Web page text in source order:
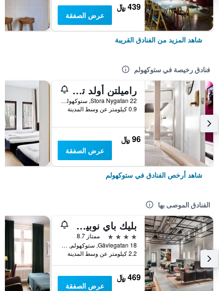
439 ﷼
عرض الصفقة
شاهد المزيد من الفنادق القريبة
فنادق رخيصة في ستوكهولم
راميلتن أولد تاون هوستل
22 Stora Nygatan, ستوكهولم, مقاطعة ستوكهولم, السويد
0.9 كيلومتر عن وسط المدينة
96 ﷼
عرض الصفقة
شاهد أرخص الفنادق في ستوكهولم
الفنادق الموصى بها
بليك باي نوبيس، ستوكهولم، إيه ميمبر أوف ديزاين هوتل
4 نجوم
ممتاز 8.7
Gävlegatan 18, ستوكهولم, مقاطعة ستوكهولم, السويد
2.2 كيلومتر عن وسط المدينة
469 ﷼
عرض الصفقة